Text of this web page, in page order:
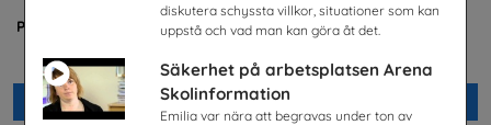
diskutera schyssta villkor, situationer som kan
uppstå och vad man kan göra åt det.
Säkerhet på arbetsplatsen Arena
Skolinformation
Emilia var nära att begravas under ton av
Praktisera i energibranschen
Beställ 0kr
Yrkessvenska fiber och
Sobona